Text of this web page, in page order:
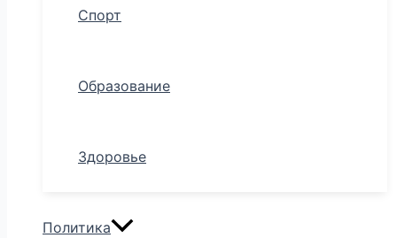
Спорт
Образование
Здоровье
Политика